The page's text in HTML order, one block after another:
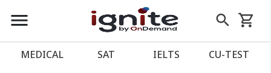
close
account_balance หน้าแรก
menu search
Skip
to
shopping_cart
รถเข็น
MEDICAL SAT IELTS CU‑TEST